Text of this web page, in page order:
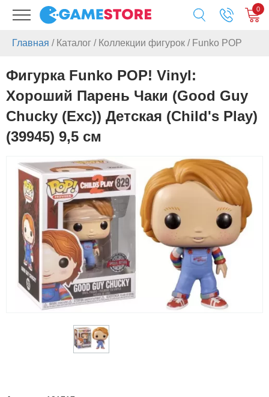
0
Главная / Каталог / Коллекции фигурок / Funko POP
Фигурка Funko POP! Vinyl:
Хороший Парень Чаки (Good Guy
Chucky (Exc)) Детская (Child's Play)
(39945) 9,5 см